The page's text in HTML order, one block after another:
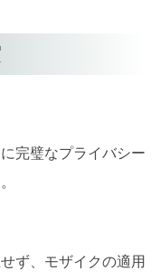
完璧なプライバシー
ず、モザイクの適用